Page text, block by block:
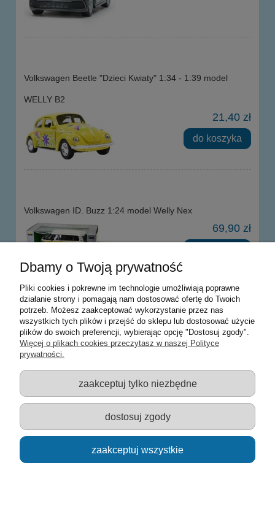
Volkswagen Beetle "Dzieci Kwiaty" 1:34 - 1:39 model
WELLY B2
21,40 zł
do koszyka
Volkswagen ID. Buzz 1:24 model Welly Nex
69,90 zł
Opinie o produkcie (0)
Imię lub pseudonim:
Dbamy o Twoją prywatność
Pliki cookies i pokrewne im technologie umożliwiają poprawne
działanie strony i pomagają nam dostosować ofertę do Twoich
potrzeb. Możesz zaakceptować wykorzystanie przez nas
wszystkich tych plików i przejść do sklepu lub dostosować użycie
plików do swoich preferencji, wybierając opcję "Dostosuj zgody".
Więcej o plikach cookies przeczytasz w naszej Polityce
prywatności.
zaakceptuj tylko niezbędne
dostosuj zgody
zaakceptuj wszystkie